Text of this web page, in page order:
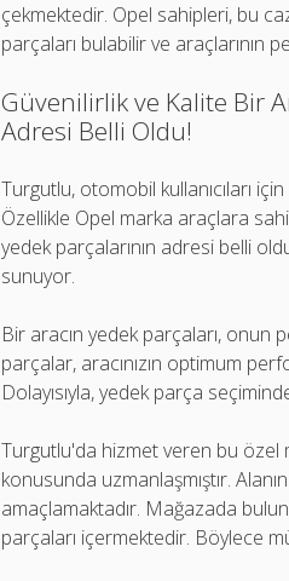
çekmektedir. Opel sahipleri, bu
parçaları bulabilir ve araçlarının
Güvenilirlik ve Kalite Bir
Adresi Belli Oldu!
Turgutlu, otomobil kullanıcıları
Özellikle Opel marka araçlara
yedek parçalarının adresi belli
sunuyor.
Bir aracın yedek parçaları, onun
parçalar, aracınızın optimum
Dolayısıyla, yedek parça
Turgutlu'da hizmet veren bu özel
konusunda uzmanlaşmıştır.
amaçlamaktadır. Mağazada
parçaları içermektedir. Böylece